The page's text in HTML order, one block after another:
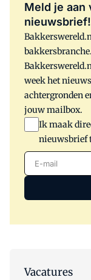
Meld je aan
nieuwsbrief!
week het
achtergronden
jouw mailbox.
Ik maak
nieuwsbrief
E-mail
Vacatures